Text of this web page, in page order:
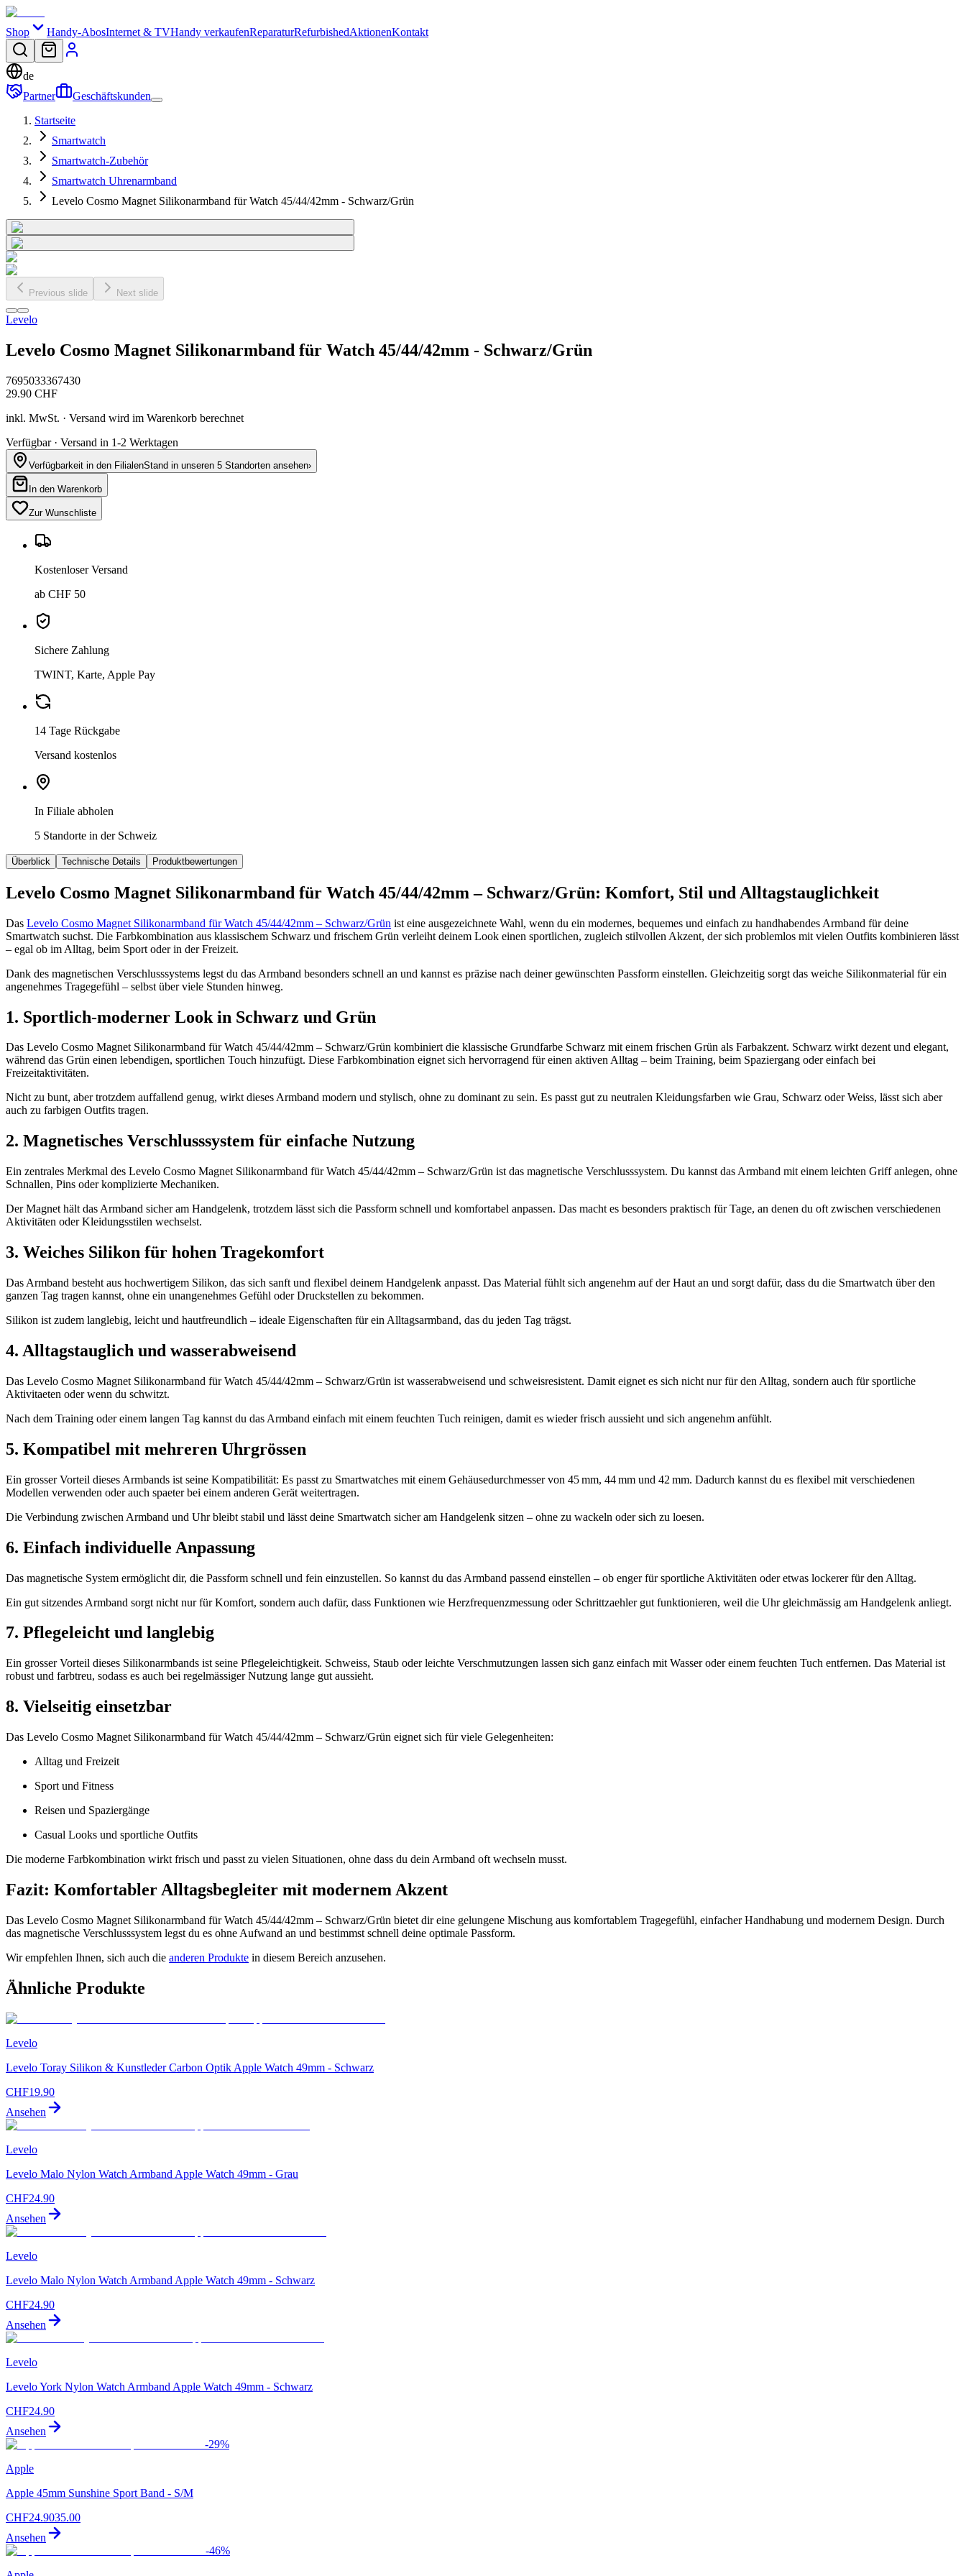
Shop Handy-AbosInternet & TVHandy verkaufenReparaturRefurbishedAktionenKontakt
de
Partner
Geschäftskunden
Startseite
Smartwatch
Smartwatch-Zubehör
Smartwatch Uhrenarmband
Levelo Cosmo Magnet Silikonarmband für Watch 45/44/42mm - Schwarz/Grün
Previous slide Next slide
Levelo
Levelo Cosmo Magnet Silikonarmband für Watch 45/44/42mm - Schwarz/Grün
7695033367430
29.90 CHF
inkl. MwSt. · Versand wird im Warenkorb berechnet
Verfügbar · Versand in 1-2 Werktagen
Verfügbarkeit in den FilialenStand in unseren 5 Standorten ansehen›
In den Warenkorb
Zur Wunschliste
Kostenloser Versand
ab CHF 50
Sichere Zahlung
TWINT, Karte, Apple Pay
14 Tage Rückgabe
Versand kostenlos
In Filiale abholen
5 Standorte in der Schweiz
Überblick Technische Details Produktbewertungen
Levelo Cosmo Magnet Silikonarmband für Watch 45/44/42mm – Schwarz/Grün: Komfort, Stil und Alltagstauglichkeit
Das Levelo Cosmo Magnet Silikonarmband für Watch 45/44/42mm – Schwarz/Grün ist eine ausgezeichnete Wahl, wenn du ein modernes, bequemes und einfach zu handhabendes Armband für deine
Smartwatch suchst. Die Farbkombination aus klassischem Schwarz und frischem Grün verleiht deinem Look einen sportlichen, zugleich stilvollen Akzent, der sich problemlos mit vielen Outfits kombinieren lässt
– egal ob im Alltag, beim Sport oder in der Freizeit.
Dank des magnetischen Verschlusssystems legst du das Armband besonders schnell an und kannst es präzise nach deiner gewünschten Passform einstellen. Gleichzeitig sorgt das weiche Silikonmaterial für ein
angenehmes Tragegefühl – selbst über viele Stunden hinweg.
1. Sportlich‑moderner Look in Schwarz und Grün
Das Levelo Cosmo Magnet Silikonarmband für Watch 45/44/42mm – Schwarz/Grün kombiniert die klassische Grundfarbe Schwarz mit einem frischen Grün als Farbakzent. Schwarz wirkt dezent und elegant,
während das Grün einen lebendigen, sportlichen Touch hinzufügt. Diese Farbkombination eignet sich hervorragend für einen aktiven Alltag – beim Training, beim Spaziergang oder einfach bei
Freizeitaktivitäten.
Nicht zu bunt, aber trotzdem auffallend genug, wirkt dieses Armband modern und stylisch, ohne zu dominant zu sein. Es passt gut zu neutralen Kleidungsfarben wie Grau, Schwarz oder Weiss, lässt sich aber
auch zu farbigen Outfits tragen.
2. Magnetisches Verschlusssystem für einfache Nutzung
Ein zentrales Merkmal des Levelo Cosmo Magnet Silikonarmband für Watch 45/44/42mm – Schwarz/Grün ist das magnetische Verschlusssystem. Du kannst das Armband mit einem leichten Griff anlegen, ohne
Schnallen, Pins oder komplizierte Mechaniken.
Der Magnet hält das Armband sicher am Handgelenk, trotzdem lässt sich die Passform schnell und komfortabel anpassen. Das macht es besonders praktisch für Tage, an denen du oft zwischen verschiedenen
Aktivitäten oder Kleidungsstilen wechselst.
3. Weiches Silikon für hohen Tragekomfort
Das Armband besteht aus hochwertigem Silikon, das sich sanft und flexibel deinem Handgelenk anpasst. Das Material fühlt sich angenehm auf der Haut an und sorgt dafür, dass du die Smartwatch über den
ganzen Tag tragen kannst, ohne ein unangenehmes Gefühl oder Druckstellen zu bekommen.
Silikon ist zudem langlebig, leicht und hautfreundlich – ideale Eigenschaften für ein Alltagsarmband, das du jeden Tag trägst.
4. Alltagstauglich und wasserabweisend
Das Levelo Cosmo Magnet Silikonarmband für Watch 45/44/42mm – Schwarz/Grün ist wasserabweisend und schweisresistent. Damit eignet es sich nicht nur für den Alltag, sondern auch für sportliche
Aktivitaeten oder wenn du schwitzt.
Nach dem Training oder einem langen Tag kannst du das Armband einfach mit einem feuchten Tuch reinigen, damit es wieder frisch aussieht und sich angenehm anfühlt.
5. Kompatibel mit mehreren Uhrgrössen
Ein grosser Vorteil dieses Armbands ist seine Kompatibilität: Es passt zu Smartwatches mit einem Gehäusedurchmesser von 45 mm, 44 mm und 42 mm. Dadurch kannst du es flexibel mit verschiedenen
Modellen verwenden oder auch spaeter bei einem anderen Gerät weitertragen.
Die Verbindung zwischen Armband und Uhr bleibt stabil und lässt deine Smartwatch sicher am Handgelenk sitzen – ohne zu wackeln oder sich zu loesen.
6. Einfach individuelle Anpassung
Das magnetische System ermöglicht dir, die Passform schnell und fein einzustellen. So kannst du das Armband passend einstellen – ob enger für sportliche Aktivitäten oder etwas lockerer für den Alltag.
Ein gut sitzendes Armband sorgt nicht nur für Komfort, sondern auch dafür, dass Funktionen wie Herzfrequenzmessung oder Schrittzaehler gut funktionieren, weil die Uhr gleichmässig am Handgelenk anliegt.
7. Pflegeleicht und langlebig
Ein grosser Vorteil dieses Silikonarmbands ist seine Pflegeleichtigkeit. Schweiss, Staub oder leichte Verschmutzungen lassen sich ganz einfach mit Wasser oder einem feuchten Tuch entfernen. Das Material ist
robust und farbtreu, sodass es auch bei regelmässiger Nutzung lange gut aussieht.
8. Vielseitig einsetzbar
Das Levelo Cosmo Magnet Silikonarmband für Watch 45/44/42mm – Schwarz/Grün eignet sich für viele Gelegenheiten:
Alltag und Freizeit
Sport und Fitness
Reisen und Spaziergänge
Casual Looks und sportliche Outfits
Die moderne Farbkombination wirkt frisch und passt zu vielen Situationen, ohne dass du dein Armband oft wechseln musst.
Fazit: Komfortabler Alltagsbegleiter mit modernem Akzent
Das Levelo Cosmo Magnet Silikonarmband für Watch 45/44/42mm – Schwarz/Grün bietet dir eine gelungene Mischung aus komfortablem Tragegefühl, einfacher Handhabung und modernem Design. Durch
das magnetische Verschlusssystem legst du es ohne Aufwand an und bestimmst schnell deine optimale Passform.
Wir empfehlen Ihnen, sich auch die anderen Produkte in diesem Bereich anzusehen.
Ähnliche Produkte
Levelo
Levelo Toray Silikon & Kunstleder Carbon Optik Apple Watch 49mm - Schwarz
CHF19.90
Ansehen
Levelo
Levelo Malo Nylon Watch Armband Apple Watch 49mm - Grau
CHF24.90
Ansehen
Levelo
Levelo Malo Nylon Watch Armband Apple Watch 49mm - Schwarz
CHF24.90
Ansehen
Levelo
Levelo York Nylon Watch Armband Apple Watch 49mm - Schwarz
CHF24.90
Ansehen
-29%
Apple
Apple 45mm Sunshine Sport Band - S/M
CHF24.9035.00
Ansehen
-46%